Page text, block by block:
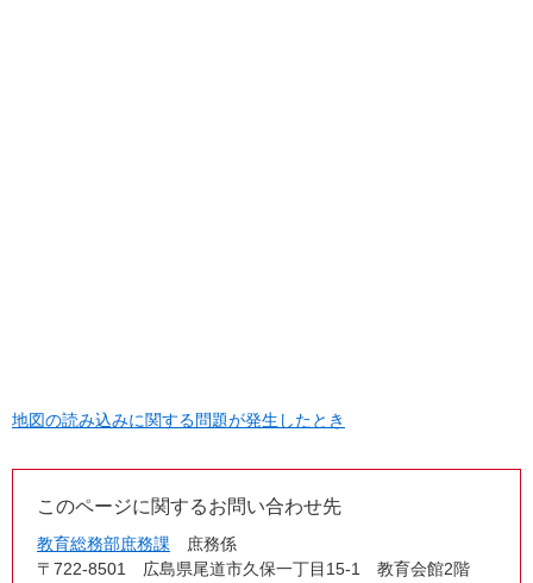
地図の読み込みに関する問題が発生したとき
このページに関するお問い合わせ先
教育総務部庶務課
庶務係
〒722-8501
広島県尾道市久保一丁目15-1 教育会館2階